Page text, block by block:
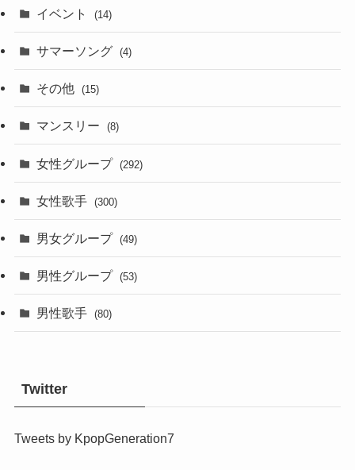
イベント (14)
サマーソング (4)
その他 (15)
マンスリー (8)
女性グループ (292)
女性歌手 (300)
男女グループ (49)
男性グループ (53)
男性歌手 (80)
Twitter
Tweets by KpopGeneration7